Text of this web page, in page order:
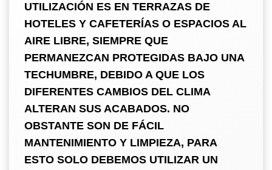
UTILIZACIÓN ES EN TERRAZAS DE
HOTELES Y CAFETERÍAS O ESPACIOS AL
AIRE LIBRE, SIEMPRE QUE
PERMANEZCAN PROTEGIDAS BAJO UNA
TECHUMBRE, DEBIDO A QUE LOS
DIFERENTES CAMBIOS DEL CLIMA
ALTERAN SUS ACABADOS. NO
OBSTANTE SON DE FÁCIL
MANTENIMIENTO Y LIMPIEZA, PARA
ESTO SOLO DEBEMOS UTILIZAR UN